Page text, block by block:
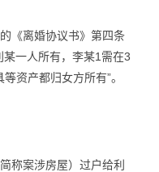
《离婚协议书》第四条
某一人所有，李某1需在3
资产都归女方所有”。
称案涉房屋）过户给利